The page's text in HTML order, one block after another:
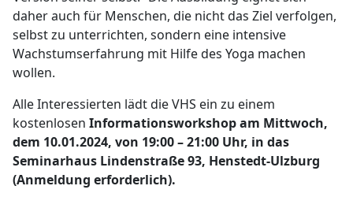
daher auch für Menschen, die nicht das Ziel verfolgen,
selbst zu unterrichten, sondern eine intensive
Wachstumserfahrung mit Hilfe des Yoga machen
wollen.
Alle Interessierten lädt die VHS ein zu einem
kostenlosen Informationsworkshop am Mittwoch,
dem 10.01.2024, von 19:00 – 21:00 Uhr, in das
Seminarhaus Lindenstraße 93, Henstedt-Ulzburg
(Anmeldung erforderlich).